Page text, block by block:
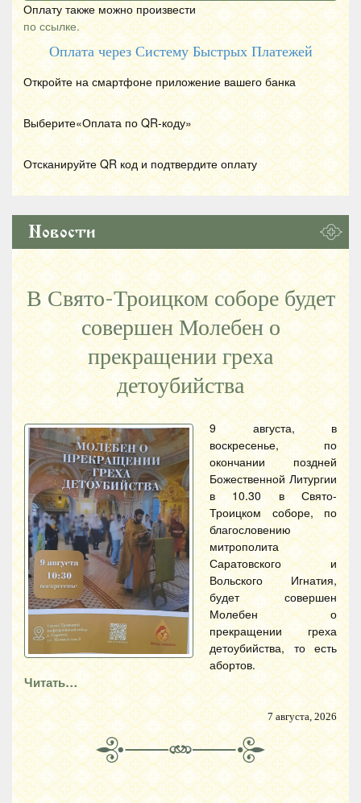
Оплату также можно произвести
по ссылке.
Оплата через Систему Быстрых Платежей
Откройте на смартфоне приложение вашего банка
Выберите«Оплата по QR-коду»
Отсканируйте QR код и подтвердите оплату
Новости
В Свято-Троицком соборе будет
совершен Молебен о
прекращении греха
детоубийства
9 августа, в
воскресенье, по
окончании поздней
Божественной Литургии
в 10.30 в Свято-
Троицком соборе, по
благословению
митрополита
Саратовского и
Вольского Игнатия,
будет совершен
Молебен о
прекращении греха
детоубийства, то есть
абортов.
Читать…
7 августа, 2026